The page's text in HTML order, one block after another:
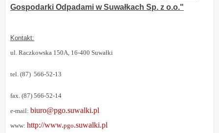
Gospodarki Odpadami w Suwałkach Sp. z o.o."
Kontakt:
ul. Raczkowska 150A, 16-400 Suwałki
tel. (87) 566-52-13
fax. (87) 566-52-14
e-mail: biuro@pgo.suwalki.pl
www: http://www.pgo.suwalki.pl